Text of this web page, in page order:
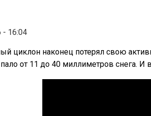
- 16:04
циклон наконец потерял свою
от 11 до 40 миллиметров снега.